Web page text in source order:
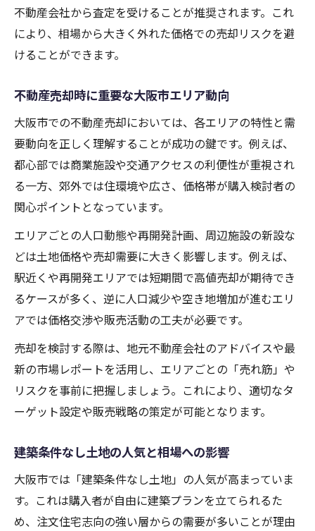
不動産会社から査定を受けることが推奨されます。これ
により、相場から大きく外れた価格での売却リスクを避
けることができます。
不動産売却時に重要な大阪市エリア動向
大阪市での不動産売却においては、各エリアの特性と需
要動向を正しく理解することが成功の鍵です。例えば、
都心部では商業施設や交通アクセスの利便性が重視され
る一方、郊外では住環境や広さ、価格帯が購入検討者の
関心ポイントとなっています。
エリアごとの人口動態や再開発計画、周辺施設の新設な
どは土地価格や売却需要に大きく影響します。例えば、
駅近くや再開発エリアでは短期間で高値売却が期待でき
るケースが多く、逆に人口減少や空き地増加が進むエリ
アでは価格交渉や販売活動の工夫が必要です。
売却を検討する際は、地元不動産会社のアドバイスや最
新の市場レポートを活用し、エリアごとの「売れ筋」や
リスクを事前に把握しましょう。これにより、適切なタ
ーゲット設定や販売戦略の策定が可能となります。
建築条件なし土地の人気と相場への影響
大阪市では「建築条件なし土地」の人気が高まっていま
す。これは購入者が自由に建築プランを立てられるた
め、注文住宅志向の強い層からの需要が多いことが理由